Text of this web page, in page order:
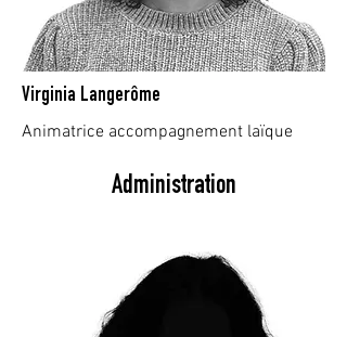
Virginia Langerôme
Animatrice accompagnement laïque
Administration